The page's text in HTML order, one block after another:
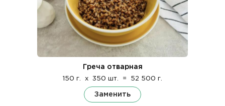
Греча отварная
150 г. x 350 шт. = 52 500 г.
Заменить